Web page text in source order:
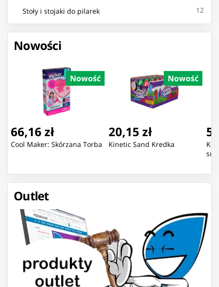
Stoły i stojaki do pilarek 12
Nowości
Nowość
66,16 zł
Cool Maker: Skórzana Torba
Nowość
20,15 zł
Kinetic Sand Kredka
Outlet